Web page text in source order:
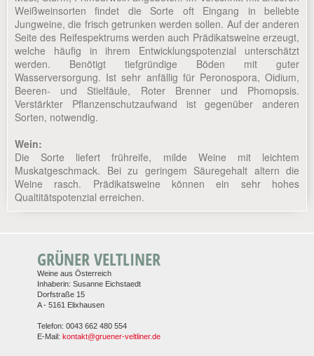
Weißweinsorten findet die Sorte oft Eingang in beliebte
Jungweine, die frisch getrunken werden sollen. Auf der anderen
Seite des Reifespektrums werden auch Prädikatsweine erzeugt,
welche häufig in ihrem Entwicklungspotenzial unterschätzt
werden. Benötigt tiefgründige Böden mit guter
Wasserversorgung. Ist sehr anfällig für Peronospora, Oidium,
Beeren- und Stielfäule, Roter Brenner und Phomopsis.
Verstärkter Pflanzenschutzaufwand ist gegenüber anderen
Sorten, notwendig.
Wein:
Die Sorte liefert frühreife, milde Weine mit leichtem
Muskatgeschmack. Bei zu geringem Säuregehalt altern die
Weine rasch. Prädikatsweine können ein sehr hohes
Qualtitätspotenzial erreichen.
GRÜNER VELTLINER
Weine aus Österreich
Inhaberin: Susanne Eichstaedt
Dorfstraße 15
A - 5161 Elixhausen
Telefon: 0043 662 480 554
E-Mail: kontakt@gruener-veltliner.de